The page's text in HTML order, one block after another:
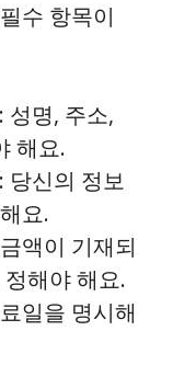
수 항목이
: 성명, 주소,
해요.
: 당신의 정보
요.
액이 기재되
해야 해요.
일을 명시해